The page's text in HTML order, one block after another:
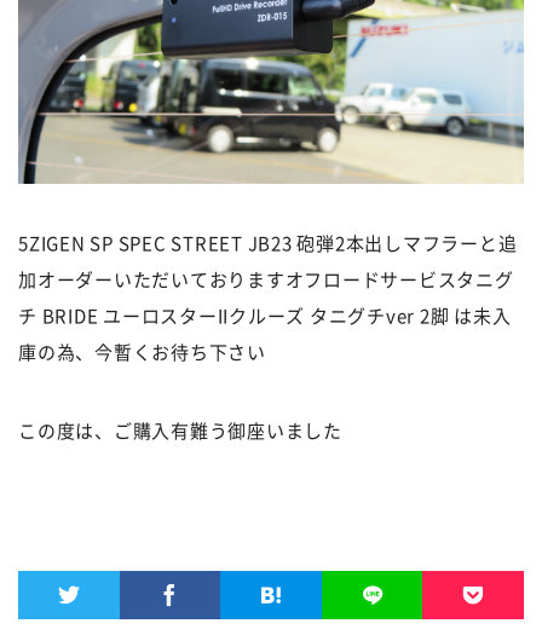
5ZIGEN SP SPEC STREET JB23 砲弾2本出しマフラーと追
加オーダーいただいておりますオフロードサービスタニグ
チ BRIDE ユーロスターIIクルーズ タニグチver 2脚 は未入
庫の為、今暫くお待ち下さい
この度は、ご購入有難う御座いました